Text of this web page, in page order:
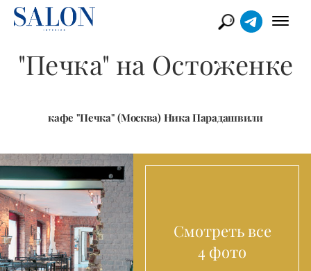
"Печка" на Остоженке
кафе "Печка" (Москва) Ника Парадашвили
Смотреть все
4 фото